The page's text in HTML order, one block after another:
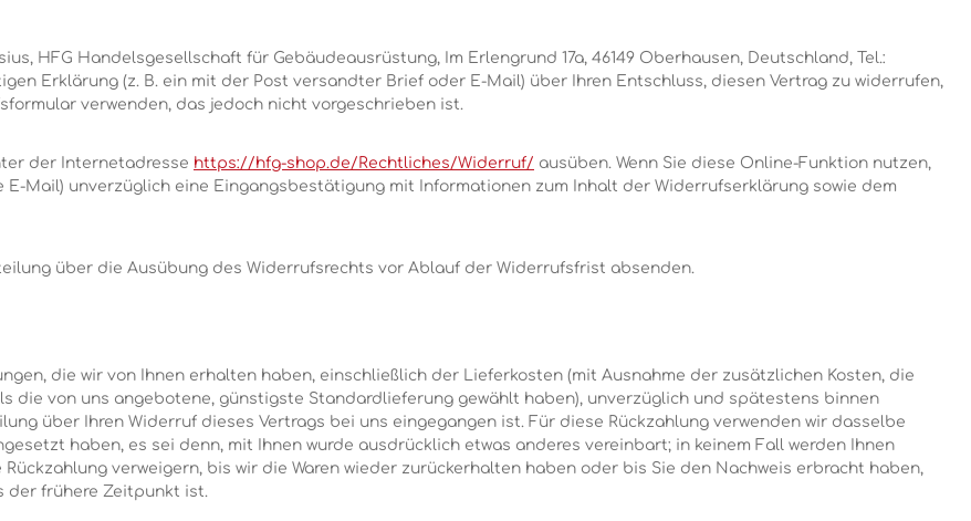
HFG Handelsgesellschaft für Gebäudeausrüstung, Im Erlengrund 17a, 46149 Oberhausen, Deutschland, Tel.:
Erklärung (z. B. ein mit der Post versandter Brief oder E-Mail) über Ihren Entschluss, diesen Vertrag zu widerrufen,
verwenden, das jedoch nicht vorgeschrieben ist.
der Internetadresse https://hfg-shop.de/Rechtliches/Widerruf/ ausüben. Wenn Sie diese Online-Funktion nutzen,
Mail) unverzüglich eine Eingangsbestätigung mit Informationen zum Inhalt der Widerrufserklärung sowie dem
über die Ausübung des Widerrufsrechts vor Ablauf der Widerrufsfrist absenden.
die wir von Ihnen erhalten haben, einschließlich der Lieferkosten (mit Ausnahme der zusätzlichen Kosten, die
die von uns angebotene, günstigste Standardlieferung gewählt haben), unverzüglich und spätestens binnen
über Ihren Widerruf dieses Vertrags bei uns eingegangen ist. Für diese Rückzahlung verwenden wir dasselbe
haben, es sei denn, mit Ihnen wurde ausdrücklich etwas anderes vereinbart; in keinem Fall werden Ihnen
verweigern, bis wir die Waren wieder zurückerhalten haben oder bis Sie den Nachweis erbracht haben,
der frühere Zeitpunkt ist.